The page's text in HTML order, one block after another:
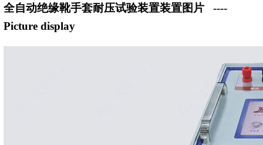
全自动绝缘靴手套耐压试验装置装置图片 ----
Picture display